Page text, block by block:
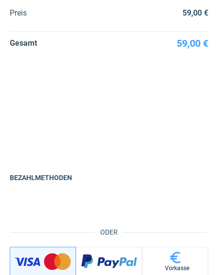
Preis 59,00 €
Gesamt 59,00 €
ODER
BEZAHLMETHODEN
Vorkasse